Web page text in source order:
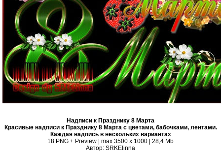
Надписи к Празднику 8 Марта
Красивые надписи к Празднику 8 Марта с цветами, бабочками, лентами.
Каждая надпись в нескольких вариантах
18 PNG + Preview | max 3500 x 1000 | 28,4 Mb
Автор: SRKElinna